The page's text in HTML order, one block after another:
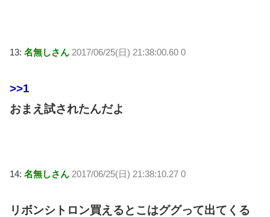
13: 名無しさん 2017/06/25(日) 21:38:00.60 0
>>1
おまえ試されたんだよ
14: 名無しさん 2017/06/25(日) 21:38:10.27 0
リボンシトロン買えるとこはググって出てくる